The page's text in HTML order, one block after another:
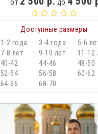
от до
Доступные размеры
1-2 года
3-4 года
5-6
7-8 лет
9-10 лет
11-12
40-42
44-46
48-50
52-54
56-58
60-62
64-66
68-70